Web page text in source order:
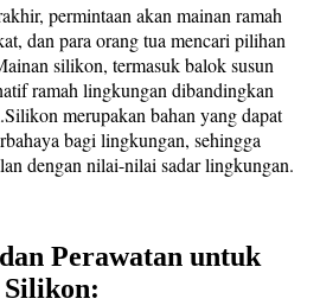
permintaan akan mainan ramah
dan para orang tua mencari pilihan
silikon, termasuk balok susun
ramah lingkungan dibandingkan
merupakan bahan yang dapat
bagi lingkungan, sehingga
dengan nilai-nilai sadar lingkungan.
Perawatan untuk
Silikon: